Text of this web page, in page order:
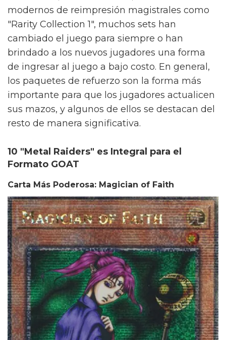
modernos de reimpresión magistrales como
"Rarity Collection 1", muchos sets han
cambiado el juego para siempre o han
brindado a los nuevos jugadores una forma
de ingresar al juego a bajo costo. En general,
los paquetes de refuerzo son la forma más
importante para que los jugadores actualicen
sus mazos, y algunos de ellos se destacan del
resto de manera significativa.
10 "Metal Raiders" es Integral para el
Formato GOAT
Carta Más Poderosa: Magician of Faith